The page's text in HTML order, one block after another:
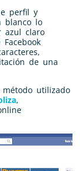
perfil y
blanco lo
azul claro
de una
utilizado
,